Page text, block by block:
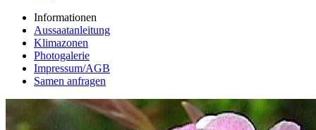
Informationen
Aussaatanleitung
Klimazonen
Photogalerie
Impressum/AGB
Samen anfragen